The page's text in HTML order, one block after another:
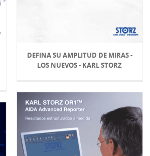
DEFINA SU AMPLITUD DE MIRAS -
LOS NUEVOS - KARL STORZ